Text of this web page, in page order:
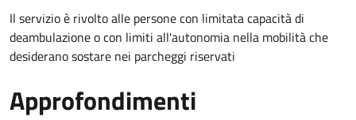
Il servizio è rivolto alle persone con limitata capacità di
deambulazione o con limiti all'autonomia nella mobilità che
desiderano sostare nei parcheggi riservati
Approfondimenti